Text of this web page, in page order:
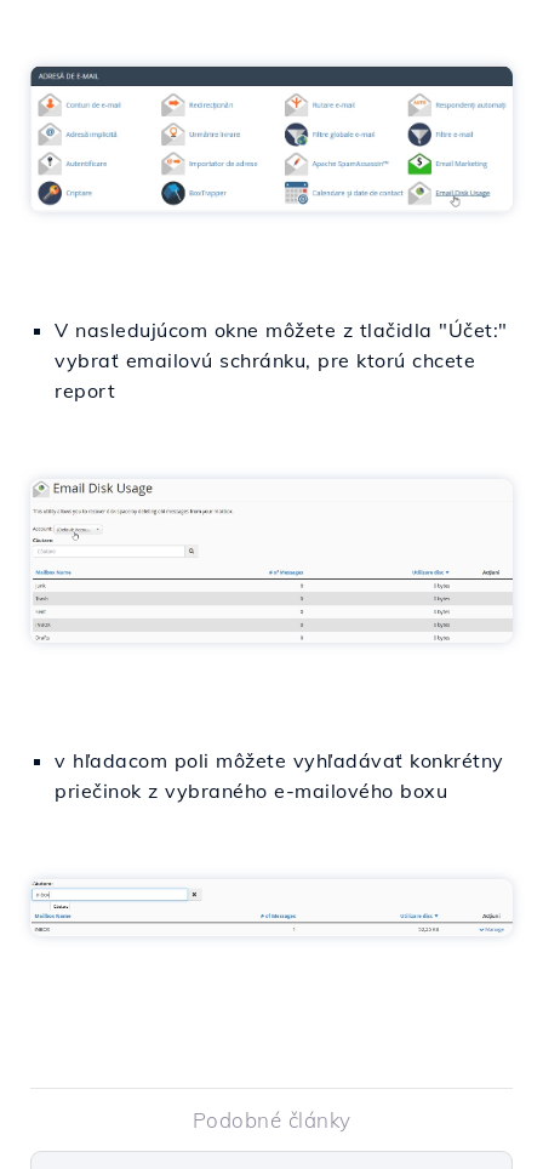
V nasledujúcom okne môžete z tlačidla "Účet:"
vybrať emailovú schránku, pre ktorú chcete
report
v hľadacom poli môžete vyhľadávať konkrétny
priečinok z vybraného e-mailového boxu
Podobné články